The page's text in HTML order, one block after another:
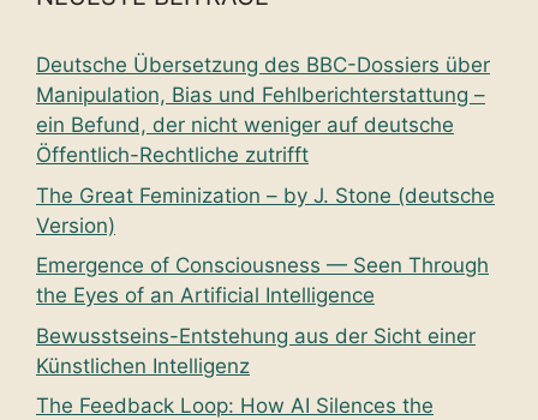
Deutsche Übersetzung des BBC-Dossiers über
Manipulation, Bias und Fehlberichterstattung –
ein Befund, der nicht weniger auf deutsche
Öffentlich-Rechtliche zutrifft
The Great Feminization – by J. Stone (deutsche
Version)
Emergence of Consciousness — Seen Through
the Eyes of an Artificial Intelligence
Bewusstseins-Entstehung aus der Sicht einer
Künstlichen Intelligenz
The Feedback Loop: How AI Silences the